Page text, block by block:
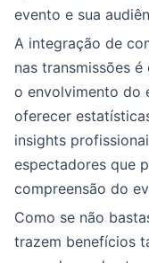
evento e sua
A integração de
nas transmissões
o envolvimento do
oferecer
insights
espectadores que
compreensão do
Como se não
trazem benefícios